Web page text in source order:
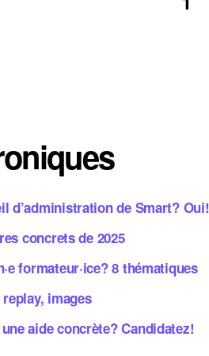
d’administration de Smart? Oui!
concrets de 2025
formateur·ice? 8 thématiques
images
aide concrète? Candidatez!